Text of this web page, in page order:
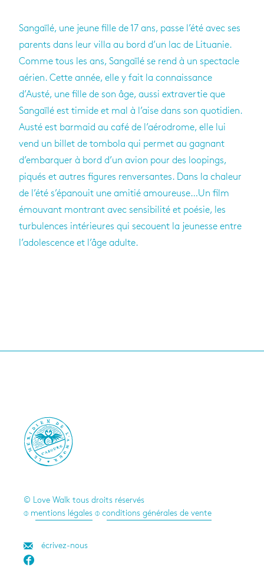
Sangaïlé, une jeune fille de 17 ans, passe l’été avec ses
parents dans leur villa au bord d’un lac de Lituanie.
Comme tous les ans, Sangaïlé se rend à un spectacle
aérien. Cette année, elle y fait la connaissance
d’Austé, une fille de son âge, aussi extravertie que
Sangaïlé est timide et mal à l’aise dans son quotidien.
Austé est barmaid au café de l’aérodrome, elle lui
vend un billet de tombola qui permet au gagnant
d’embarquer à bord d’un avion pour des loopings,
piqués et autres figures renversantes. Dans la chaleur
de l’été s’épanouit une amitié amoureuse…Un film
émouvant montrant avec sensibilité et poésie, les
turbulences intérieures qui secouent la jeunesse entre
l’adolescence et l’âge adulte.

© Love Walk tous droits réservés
⌽ mentions légales ⌽ conditions générales de vente
écrivez-nous